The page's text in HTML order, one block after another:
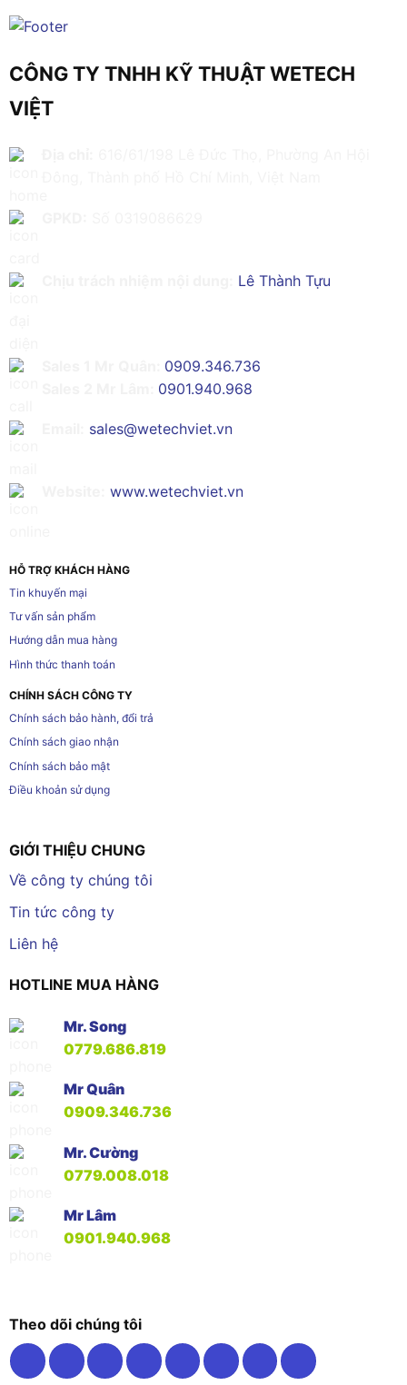
CÔNG TY TNHH KỸ THUẬT WETECH
VIỆT
Lê Thành Tựu
0909.346.736
0901.940.968
sales@wetechviet.vn
www.wetechviet.vn
HỖ TRỢ KHÁCH HÀNG
Tin khuyến mại
Tư vấn sản phẩm
Hướng dẫn mua hàng
Hình thức thanh toán
CHÍNH SÁCH CÔNG TY
Chính sách bảo hành, đổi trả
Chính sách giao nhận
Chính sách bảo mật
Điều khoản sử dụng
GIỚI THIỆU CHUNG
Về công ty chúng tôi
Tin tức công ty
Liên hệ
HOTLINE MUA HÀNG
Mr. Song
0779.686.819
Mr Quân
0909.346.736
Mr. Cường
0779.008.018
Mr Lâm
0901.940.968
Theo dõi chúng tôi